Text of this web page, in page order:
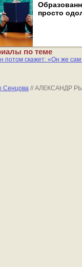
просто
по теме
потом скажет: «Он же
Сенцова // АЛЕКСАНДР